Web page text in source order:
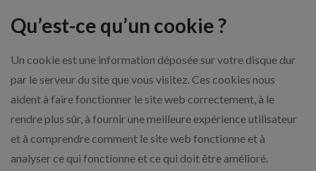
Qu’est-ce qu’un cookie ?
Un cookie est une information déposée sur votre disque dur
par le serveur du site que vous visitez. Ces cookies nous
aident à faire fonctionner le site web correctement, à le
rendre plus sûr, à fournir une meilleure expérience utilisateur
et à comprendre comment le site web fonctionne et à
analyser ce qui fonctionne et ce qui doit être amélioré.